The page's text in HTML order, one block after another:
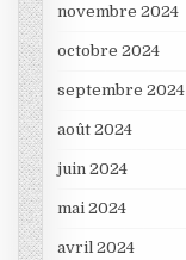
novembre 2024
octobre 2024
septembre 2024
août 2024
juin 2024
mai 2024
avril 2024